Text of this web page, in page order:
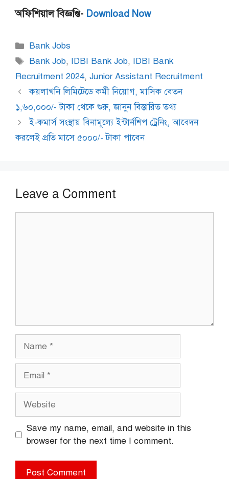
অফিশিয়াল বিজ্ঞপ্তি- Download Now
Categories
Bank Jobs
Tags
Bank Job, IDBI Bank Job, IDBI Bank
Recruitment 2024, Junior Assistant Recruitment
কয়লাখনি লিমিটেডে কর্মী নিয়োগ, মাসিক বেতন
১,৬০,০০০/- টাকা থেকে শুরু, জানুন বিস্তারিত তথ্য
ই-কমার্স সংস্থায় বিনামূল্যে ইন্টার্নশিপ ট্রেনিং, আবেদন
করলেই প্রতি মাসে ৫০০০/- টাকা পাবেন
Leave a Comment
Name
Email
Website
Save my name, email, and website in this
browser for the next time I comment.